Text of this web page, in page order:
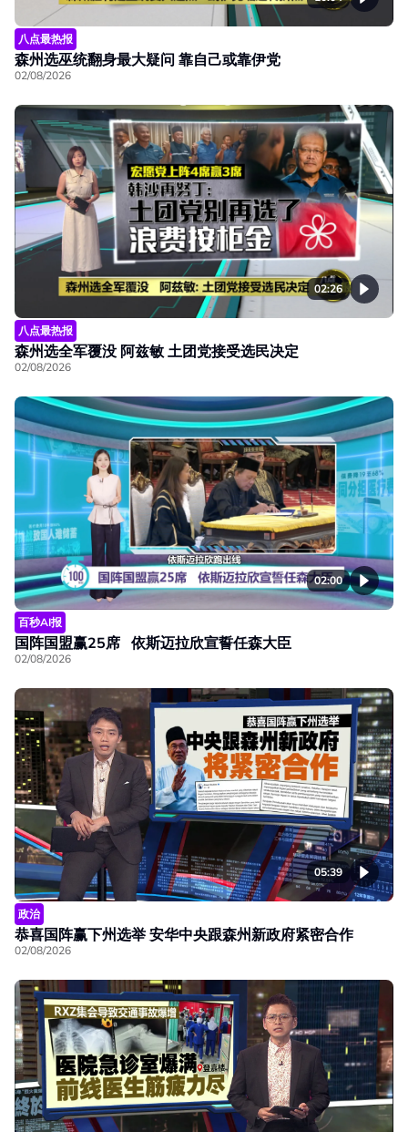
八点最热报
森州选巫统翻身最大疑问 靠自己或靠伊党
02/08/2026
02:26
八点最热报
森州选全军覆没 阿兹敏 土团党接受选民决定
02/08/2026
02:00
百秒AI报
国阵国盟赢25席 依斯迈拉欣宣誓任森大臣
02/08/2026
05:39
政治
恭喜国阵赢下州选举 安华中央跟森州新政府紧密合作
02/08/2026